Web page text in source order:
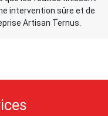
intervention sûre et de
Artisan Ternus.